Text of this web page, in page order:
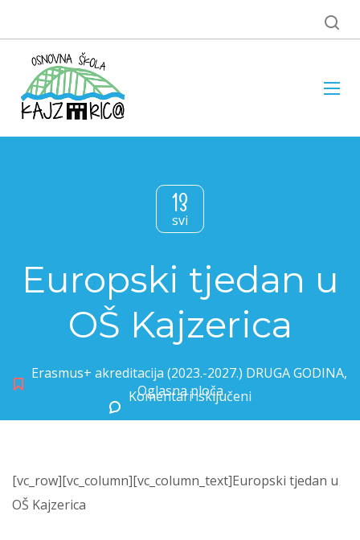
13
svi
Europski tjedan u
OŠ Kajzerica
Erasmus+ akreditacija (2023.-2027.) DRUGA GODINA,
Oglasna ploča
Komentari isključeni
[vc_row][vc_column][vc_column_text]Europski tjedan u
OŠ Kajzerica